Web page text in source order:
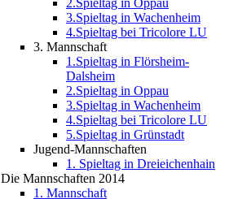
2.Spieltag in Oppau
3.Spieltag in Wachenheim
4.Spieltag bei Tricolore LU
3. Mannschaft
1.Spieltag in Flörsheim-
Dalsheim
2.Spieltag in Oppau
3.Spieltag in Wachenheim
4.Spieltag bei Tricolore LU
5.Spieltag in Grünstadt
Jugend-Mannschaften
1. Spieltag in Dreieichenhain
Die Mannschaften 2014
1. Mannschaft